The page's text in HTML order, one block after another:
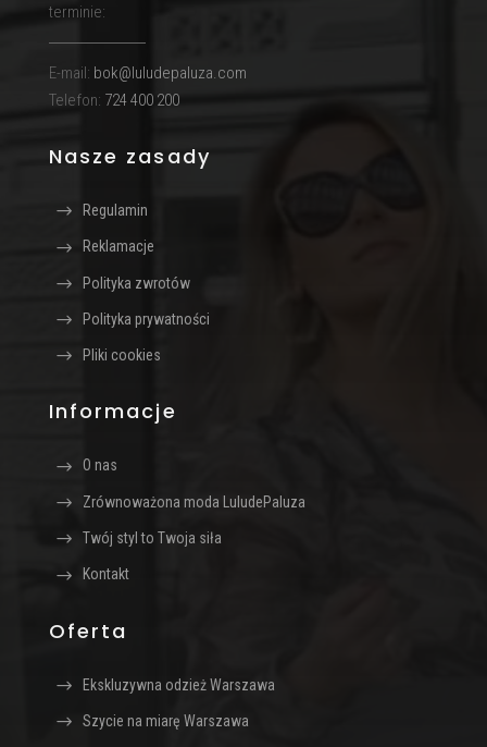
terminie:
E-mail: bok@luludepaluza.com
Telefon: 724 400 200
Nasze zasady
Regulamin
Reklamacje
Polityka zwrotów
Polityka prywatności
Pliki cookies
Informacje
O nas
Zrównoważona moda LuludePaluza
Twój styl to Twoja siła
Kontakt
Oferta
Ekskluzywna odzież Warszawa
Szycie na miarę Warszawa